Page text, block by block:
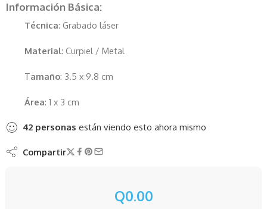
Información Básica:
Técnica: Grabado láser
Material: Curpiel / Metal
Tamaño: 3.5 x 9.8 cm
Área: 1 x 3 cm
42 personas están viendo esto ahora mismo
Compartir
Q0.00